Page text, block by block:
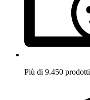
Più di 9.450 prodotti